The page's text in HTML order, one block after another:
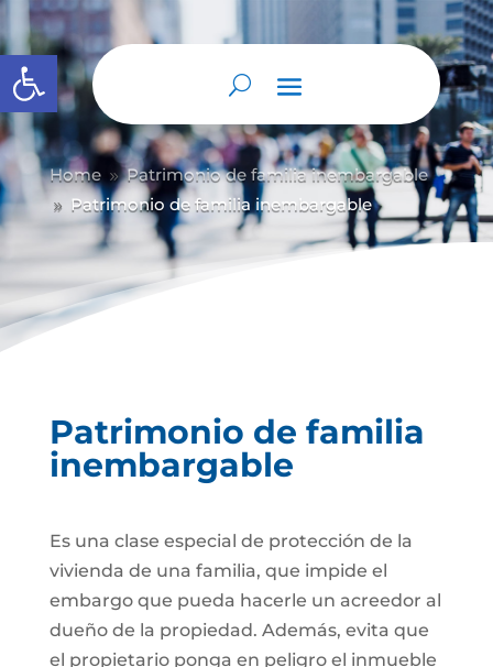
Abrir barra de herramientas
Home 9 Patrimonio de familia inembargable
9 Patrimonio de familia inembargable
Patrimonio de familia
inembargable
Es una clase especial de protección de la
vivienda de una familia, que impide el
embargo que pueda hacerle un acreedor al
dueño de la propiedad. Además, evita que
el propietario ponga en peligro el inmueble